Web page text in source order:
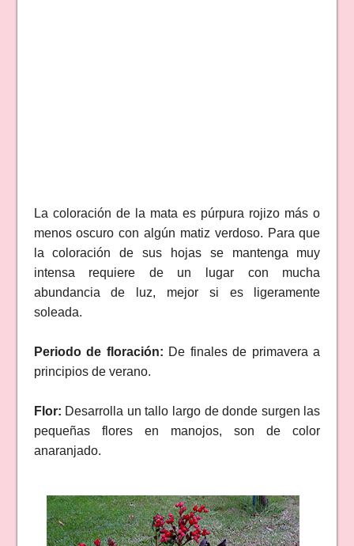
La coloración de la mata es púrpura rojizo más o
menos oscuro con algún matiz verdoso. Para que
la coloración de sus hojas se mantenga muy
intensa requiere de un lugar con mucha
abundancia de luz, mejor si es ligeramente
soleada.
Periodo de floración: De finales de primavera a
principios de verano.
Flor: Desarrolla un tallo largo de donde surgen las
pequeñas flores en manojos, son de color
anaranjado.